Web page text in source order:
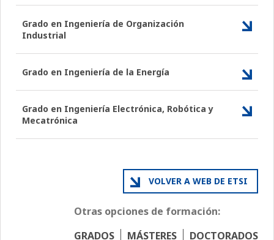
Grado en Ingeniería de Organización
Industrial
Grado en Ingeniería de la Energía
Grado en Ingeniería Electrónica, Robótica y
Mecatrónica
VOLVER A WEB DE ETSI
Otras opciones de formación:
GRADOS
MÁSTERES DOCTORADOS